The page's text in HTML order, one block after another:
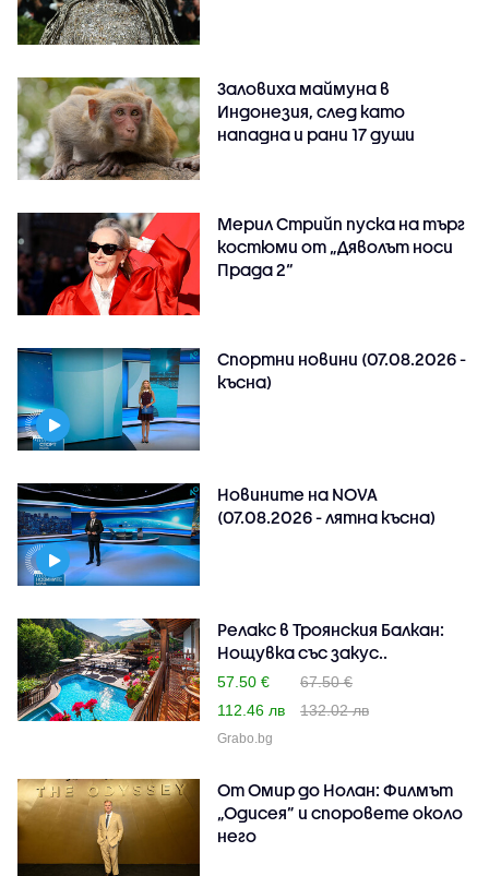
Заловиха маймуна в
Индонезия, след като
нападна и рани 17 души
Мерил Стрийп пуска на търг
костюми от „Дяволът носи
Прада 2“
Спортни новини (07.08.2026 -
късна)
Новините на NOVA
(07.08.2026 - лятна късна)
Релакс в Троянския Балкан:
Нощувка със закус..
57.50 €
67.50 €
112.46 лв
132.02 лв
Grabo.bg
От Омир до Нолан: Филмът
„Одисея” и споровете около
него